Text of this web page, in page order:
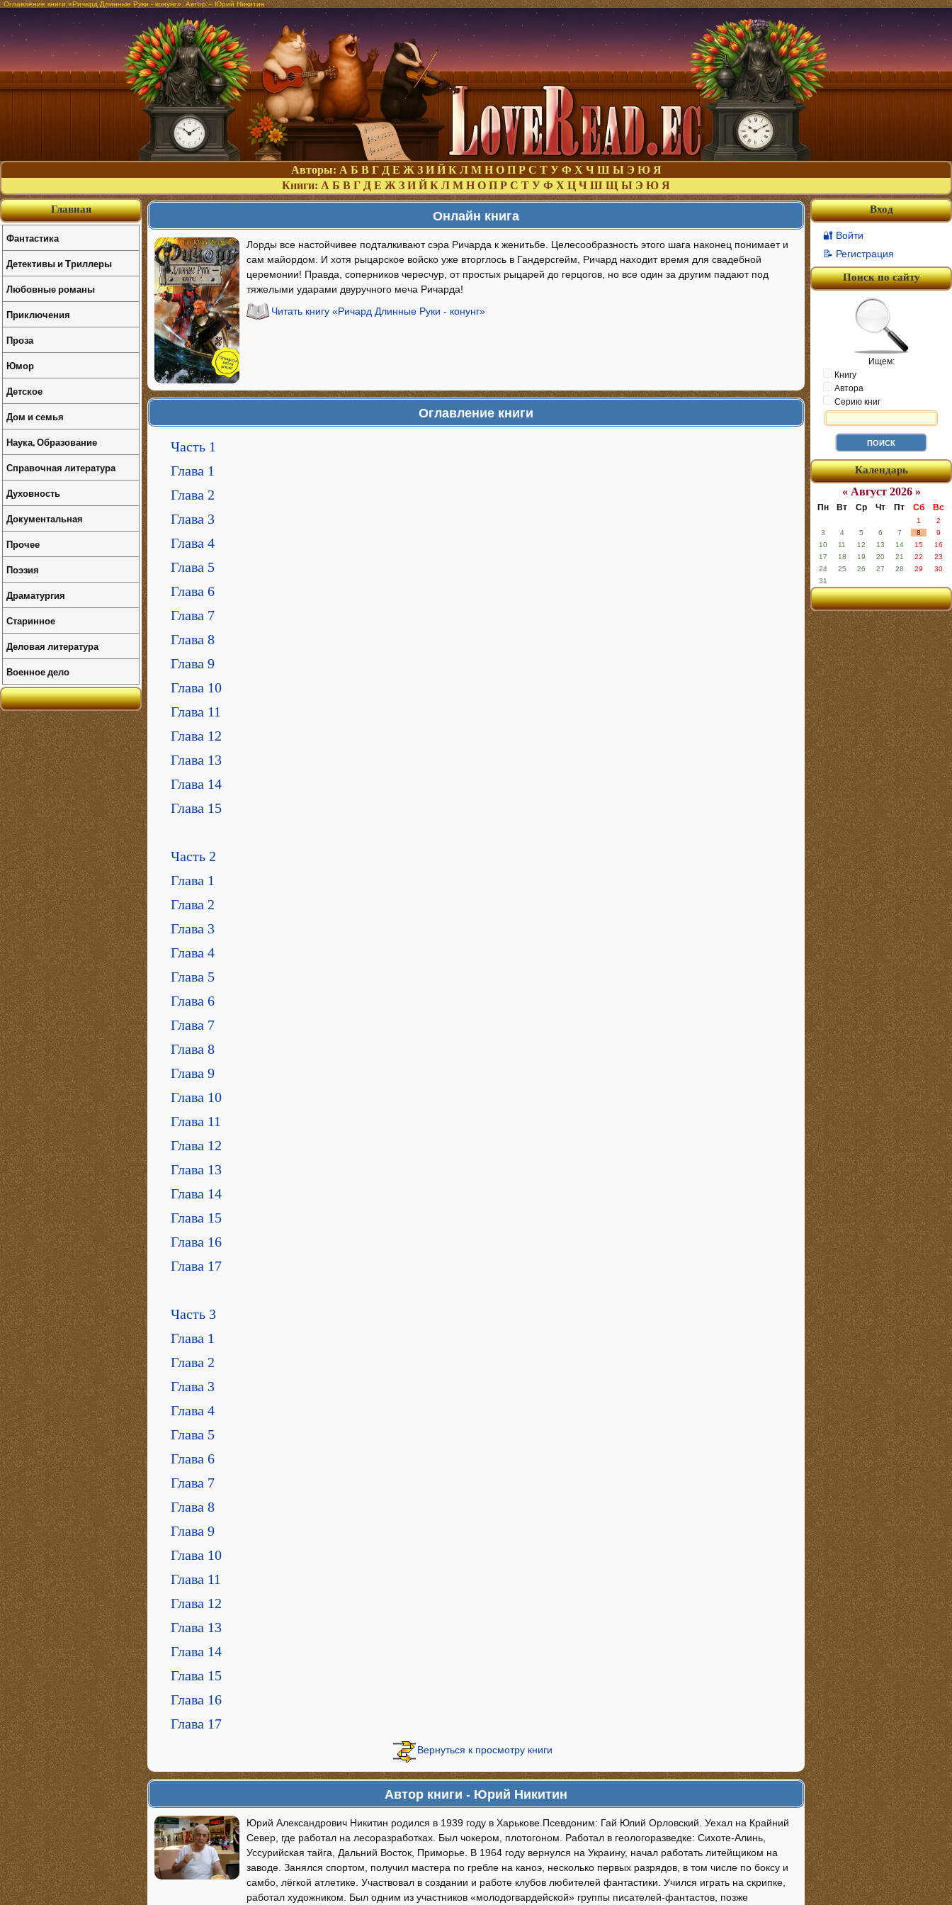
Оглавление книги «Ричард Длинные Руки - конунг». Автор – Юрий Никитин
Авторы: А Б В Г Д Е Ж З И Й К Л М Н О П Р С Т У Ф Х Ч Ш Ы Э Ю Я
Книги: А Б В Г Д Е Ж З И Й К Л М Н О П Р С Т У Ф Х Ц Ч Ш Щ Ы Э Ю Я
Онлайн книга
Лорды все настойчивее подталкивают сэра Ричарда к женитьбе. Целесообразность этого шага наконец понимает и
сам майордом. И хотя рыцарское войско уже вторглось в Гандерсгейм, Ричард находит время для свадебной
церемонии! Правда, соперников чересчур, от простых рыцарей до герцогов, но все один за другим падают под
тяжелыми ударами двуручного меча Ричарда!
Читать книгу «Ричард Длинные Руки - конунг»
Оглавление книги
Часть 1
Глава 1
Глава 2
Глава 3
Глава 4
Глава 5
Глава 6
Глава 7
Глава 8
Глава 9
Глава 10
Глава 11
Глава 12
Глава 13
Глава 14
Глава 15
Часть 2
Глава 1
Глава 2
Глава 3
Глава 4
Глава 5
Глава 6
Глава 7
Глава 8
Глава 9
Глава 10
Глава 11
Глава 12
Глава 13
Глава 14
Глава 15
Глава 16
Глава 17
Часть 3
Глава 1
Глава 2
Глава 3
Глава 4
Глава 5
Глава 6
Глава 7
Глава 8
Глава 9
Глава 10
Глава 11
Глава 12
Глава 13
Глава 14
Глава 15
Глава 16
Глава 17
Вернуться к просмотру книги
Автор книги - Юрий Никитин
Юрий Александрович Никитин родился в 1939 году в Харькове.Псевдоним: Гай Юлий Орловский. Уехал на Крайний
Север, где работал на лесоразработках. Был чокером, плотогоном. Работал в геологоразведке: Сихоте-Алинь,
Уссурийская тайга, Дальний Восток, Приморье. В 1964 году вернулся на Украину, начал работать литейщиком на
заводе. Занялся спортом, получил мастера по гребле на каноэ, несколько первых разрядов, в том числе по боксу и
самбо, лёгкой атлетике. Участвовал в создании и работе клубов любителей фантастики. Учился играть на скрипке,
работал художником. Был одним из участников «молодогвардейской» группы писателей-фантастов, позже
Вход
🔐 Войти
📝 Регистрация
Поиск по сайту
Ищем:
Книгу
Автора
Серию книг
Календарь
« Август 2026 »
Пн Вт Ср Чт Пт Сб Вс
1
2
3
4 5 6 7 8
9
10
11 12 13 14 15
16
17
18 19 20 21 22
23
24
25 26 27 28 29
30
31
Главная
Фантастика
Детективы и Триллеры
Любовные романы
Приключения
Проза
Юмор
Детское
Дом и семья
Наука, Образование
Справочная литература
Духовность
Документальная
Прочее
Поэзия
Драматургия
Старинное
Деловая литература
Военное дело